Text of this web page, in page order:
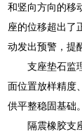
和竖向方向的移
座的位移超出了
动发出预警，提
支座垫石监
面位置放样精度
供平整稳固基础。
隔震橡胶支